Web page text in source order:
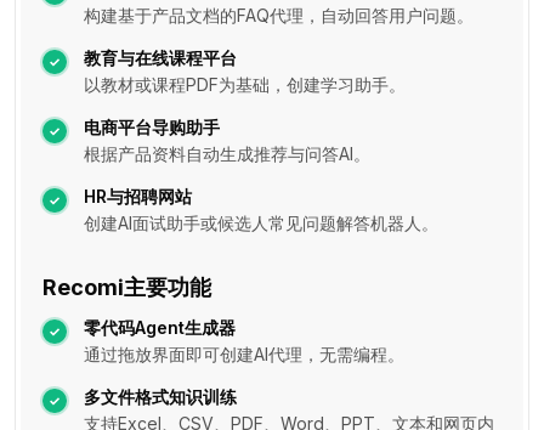
构建基于产品文档的FAQ代理，自动回答用户问题。
教育与在线课程平台
以教材或课程PDF为基础，创建学习助手。
电商平台导购助手
根据产品资料自动生成推荐与问答AI。
HR与招聘网站
创建AI面试助手或候选人常见问题解答机器人。
Recomi主要功能
零代码Agent生成器
通过拖放界面即可创建AI代理，无需编程。
多文件格式知识训练
支持Excel、CSV、PDF、Word、PPT、文本和网页内